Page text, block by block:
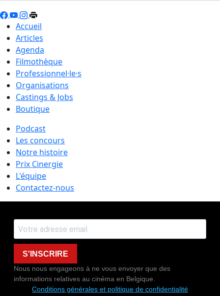
Accueil
Articles
Agenda
Filmothèque
Professionnel·le·s
Organisations
Castings & Jobs
Boutique
Podcast
Les concours
Notre histoire
Prix Cinergie
L'équipe
Contactez-nous
S'INSCRIRE
Nous nous engageons à ne vous envoyer que des
informations relatives au cinéma en Belgique.
Conditions générales et politique de confidentialité